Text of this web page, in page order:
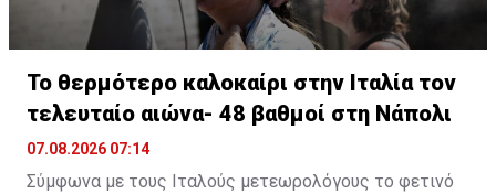
Το θερμότερο καλοκαίρι στην Ιταλία τον
τελευταίο αιώνα- 48 βαθμοί στη Νάπολι
07.08.2026 07:14
Σύμφωνα με τους Ιταλούς μετεωρολόγους το φετινό